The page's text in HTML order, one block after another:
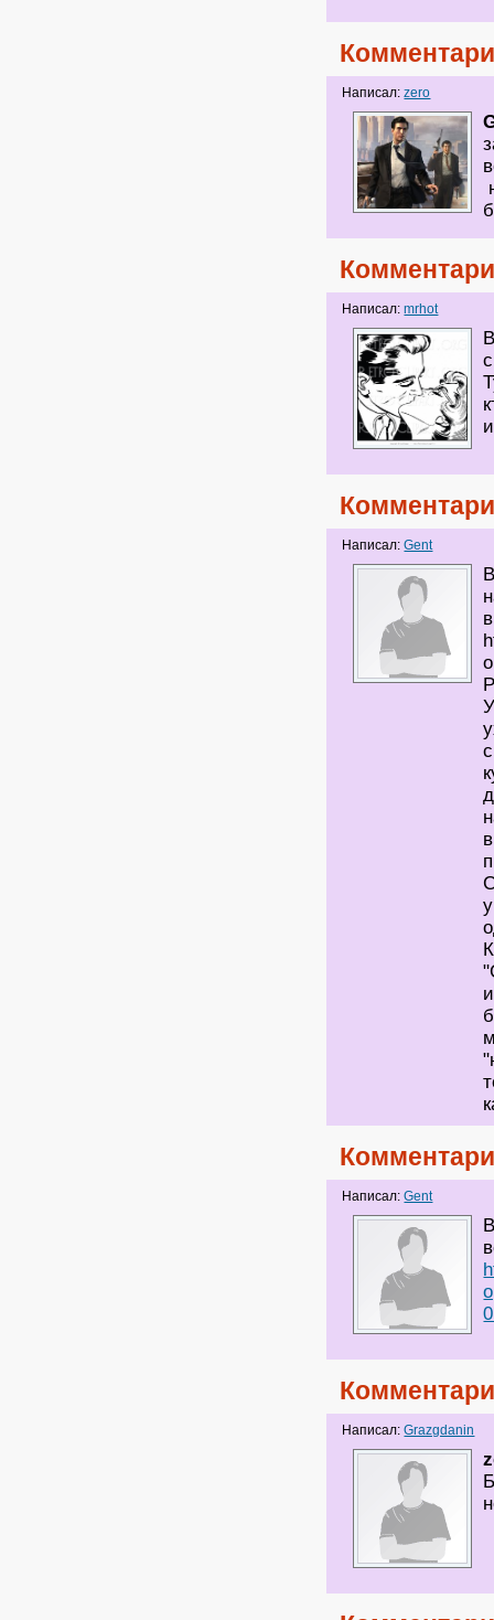
Написал:zero
Написал:mrhot
Написал:Gent
Написал:Gent
Написал:Grazgdanin